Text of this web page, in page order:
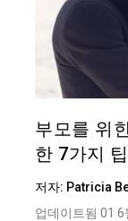
부모를 위
한 7가지
저자: Patricia
업데이트됨 01 6